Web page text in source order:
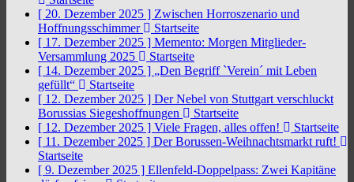
[ 20. Dezember 2025 ] Zwischen Horroszenario und
Hoffnungsschimmer
Startseite
[ 17. Dezember 2025 ] Memento: Morgen Mitglieder-
Versammlung 2025
Startseite
[ 14. Dezember 2025 ] „Den Begriff `Verein´ mit Leben
gefüllt“
Startseite
[ 12. Dezember 2025 ] Der Nebel von Stuttgart verschluckt
Borussias Siegeshoffnungen
Startseite
[ 12. Dezember 2025 ] Viele Fragen, alles offen!
Startseite
[ 11. Dezember 2025 ] Der Borussen-Weihnachtsmarkt ruft!
Startseite
[ 9. Dezember 2025 ] Ellenfeld-Doppelpass: Zwei Kapitäne